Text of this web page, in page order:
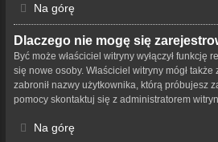
Na górę
Dlaczego nie mogę się
Być może właściciel witryny wyłączył funkcję
się nowe osoby. Właściciel witryny mógł
zabronił nazwy użytkownika, którą próbujesz
pomocy skontaktuj się z administratorem
Na górę